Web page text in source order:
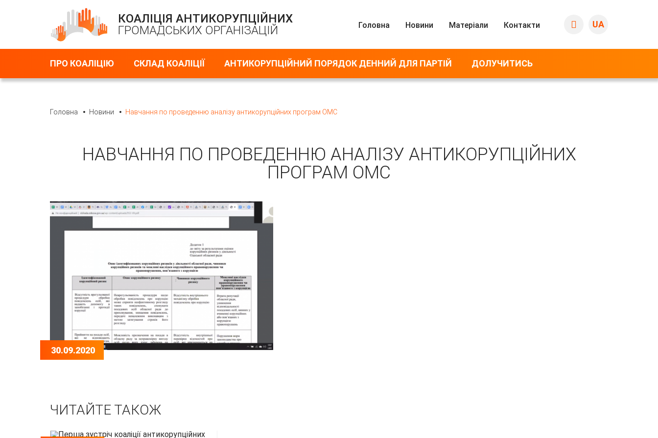
КОАЛІЦІЯ АНТИКОРУПЦІЙНИХ
ГРОМАДСЬКИХ ОРГАНІЗАЦІЙ
Головна Новини Матеріали Контакти UA
ПРО КОАЛІЦІЮ СКЛАД КОАЛІЦІЇ АНТИКОРУПЦІЙНИЙ ПОРЯДОК ДЕННИЙ ДЛЯ ПАРТІЙ ДОЛУЧИТИСЬ
Головна Новини Навчання по проведенню аналізу антикорупційних програм ОМС
НАВЧАННЯ ПО ПРОВЕДЕННЮ АНАЛІЗУ АНТИКОРУПЦІЙНИХ
ПРОГРАМ ОМС
30.09.2020
ЧИТАЙТЕ ТАКОЖ